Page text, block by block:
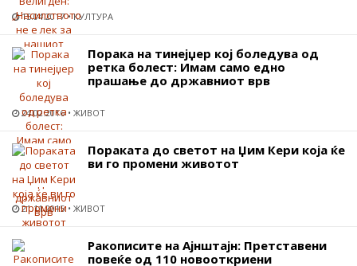
15.04.2017 КУЛТУРА
Порака на тинејџер кој боледува од
ретка болест: Имам само едно
прашање до државниот врв
24.02.2016 ЖИВОТ
Пораката до светот на Џим Кери која ќе
ви го промени животот
21.11.2015 ЖИВОТ
Ракописите на Ајнштајн: Претставени
повеќе од 110 новооткриени